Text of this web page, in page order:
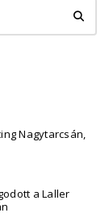
Nagytarcsán,
a Laller